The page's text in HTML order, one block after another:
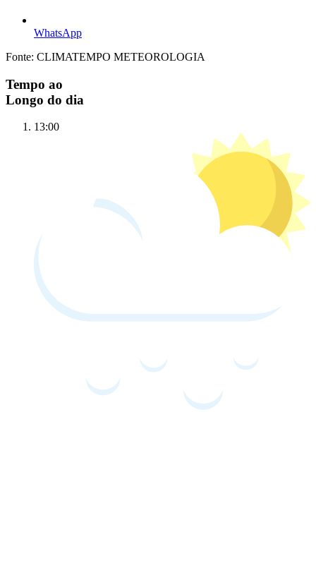
WhatsApp
Fonte: CLIMATEMPO METEOROLOGIA
Tempo ao
Longo do dia
13:00